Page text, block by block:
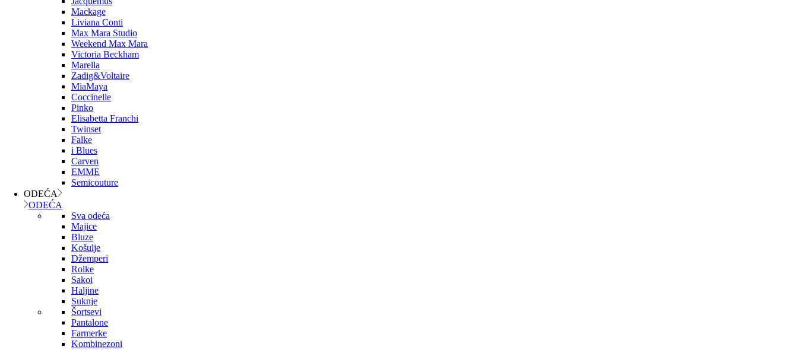
Mackage
Liviana Conti
Max Mara Studio
Weekend Max Mara
Victoria Beckham
Marella
Zadig&Voltaire
MiaMaya
Coccinelle
Pinko
Elisabetta Franchi
Twinset
Falke
i Blues
Carven
EMME
Semicouture
ODEĆA
ODEĆA
Sva odeća
Majice
Bluze
Košulje
Džemperi
Rolke
Sakoi
Haljine
Suknje
Šortsevi
Pantalone
Farmerke
Kombinezoni